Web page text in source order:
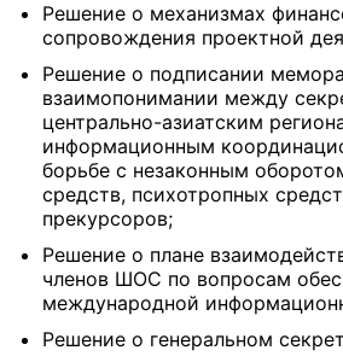
Решение о механизмах
сопровождения проектной
Решение о подписании
взаимопонимании между
центрально-азиатским
информационным
борьбе с незаконным
средств, психотропных
прекурсоров;
Решение о плане
членов ШОС по вопросам
международной
Решение о генеральном